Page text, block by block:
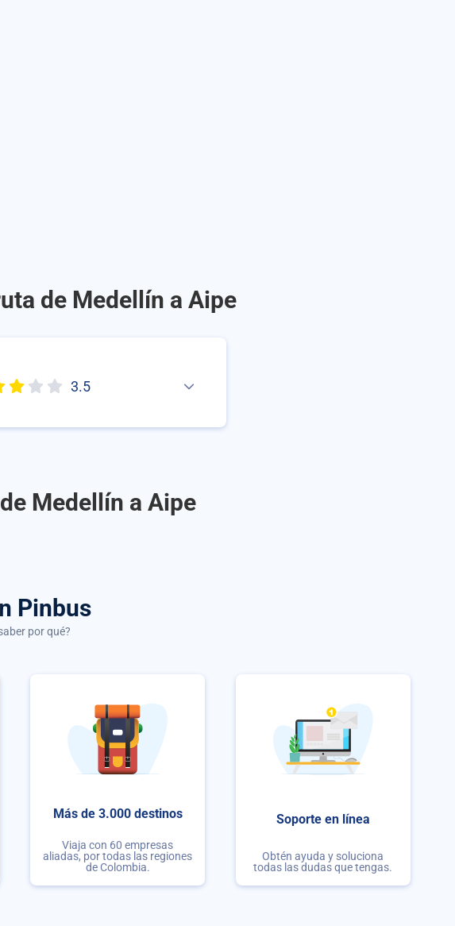
de Medellín a Aipe
3.5
Medellín a Aipe
Pinbus
por qué?
Más de 3.000 destinos
Viaja con 60 empresas
aliadas, por todas las regiones
de Colombia.
Soporte en línea
Obtén ayuda y soluciona
todas las dudas que tengas.